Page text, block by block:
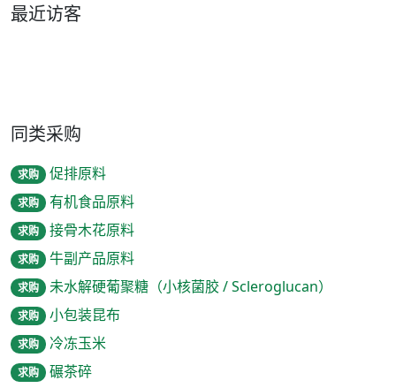
最近访客
同类采购
求购 促排原料
求购 有机食品原料
求购 接骨木花原料
求购 牛副产品原料
求购 未水解硬葡聚糖（小核菌胶 / Scleroglucan）
求购 小包装昆布
求购 冷冻玉米
求购 碾茶碎